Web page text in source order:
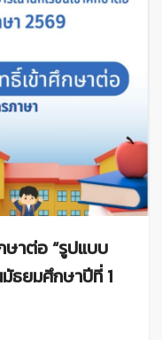
ษาต่อ “รูปแบบ
ธยมศึกษาปีที่ 1